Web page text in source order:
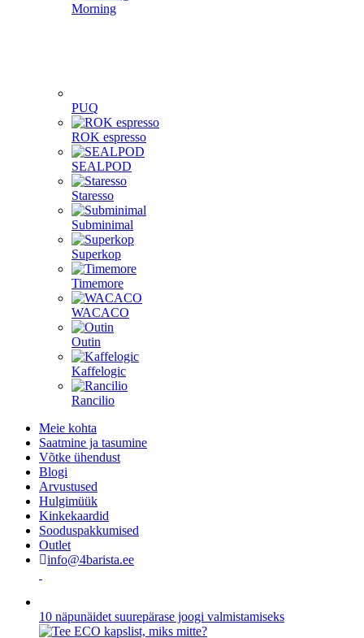
Morning
PUQ
ROK espresso
SEALPOD
Staresso
Subminimal
Superkop
Timemore
WACACO
Outin
Kaffelogic
Rancilio
Meie kohta
Saatmine ja tasumine
Võtke ühendust
Blogi
Arvustused
Hulgimüük
Kinkekaardid
Sooduspakkumised
Outlet
info@4barista.ee
10 näpunäidet suurepärase joogi valmistamiseks